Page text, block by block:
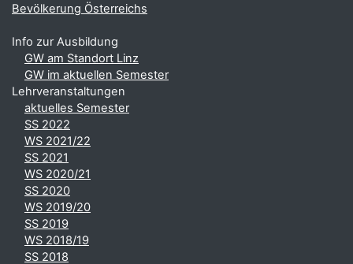
Bevölkerung Österreichs
Info zur Ausbildung
GW am Standort Linz
GW im aktuellen Semester
Lehrveranstaltungen
aktuelles Semester
SS 2022
WS 2021/22
SS 2021
WS 2020/21
SS 2020
WS 2019/20
SS 2019
WS 2018/19
SS 2018